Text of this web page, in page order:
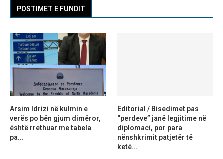
POSTIMET E FUNDIT
Arsim Idrizi në kulmin e
verës po bën gjum dimëror,
është rrethuar me tabela
pa...
Editorial / Bisedimet pas
“perdeve” janë legjitime në
diplomaci, por para
nënshkrimit patjetër të
ketë...